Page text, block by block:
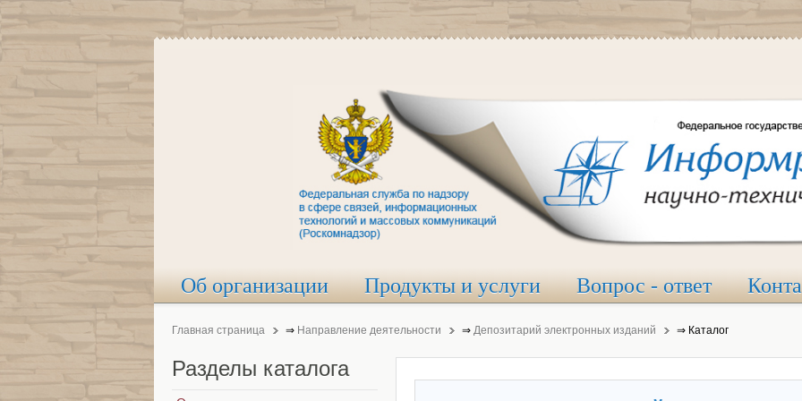
Об организации Продукты и услуги Вопрос - ответ
Главная страница ⇒ Направление деятельности ⇒ Депозитарий электронных изданий ⇒ Каталог
Разделы каталога